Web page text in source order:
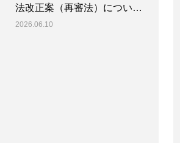
法改正案（再審法）につい…
2026.06.10